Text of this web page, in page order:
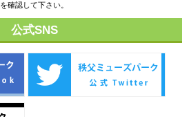
確認して下さい。
公式SNS